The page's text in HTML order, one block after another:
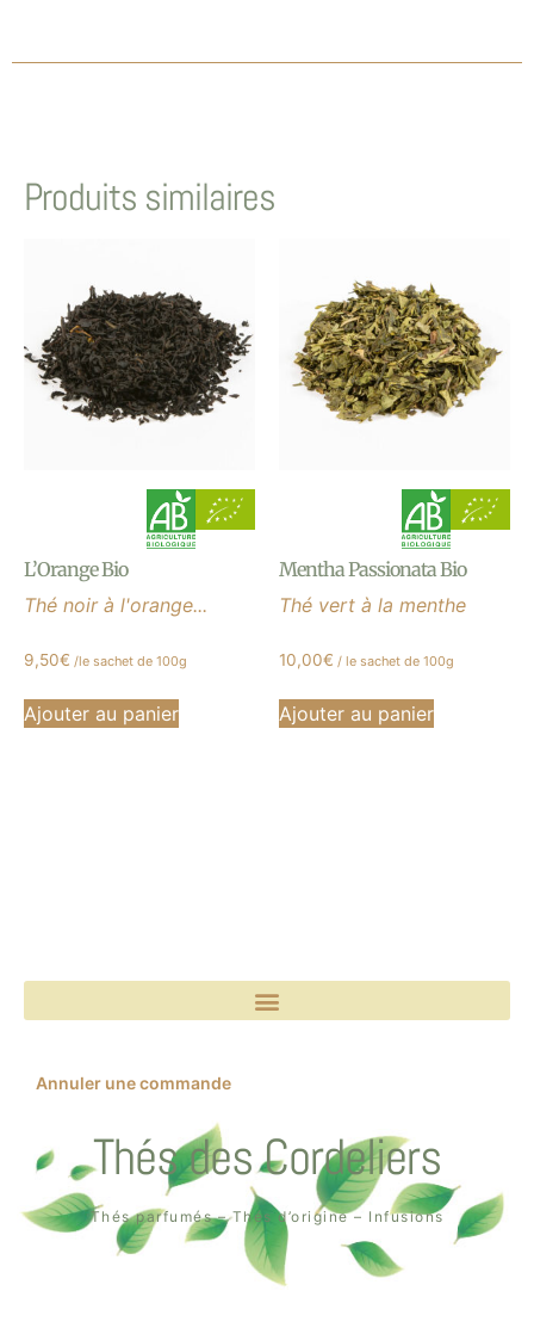
Produits similaires
L’Orange Bio
Thé noir à l'orange...
9,50€ /le sachet de 100g
Ajouter au panier
Mentha Passionata Bio
Thé vert à la menthe
10,00€ / le sachet de 100g
Ajouter au panier
Annuler une commande
Thés des Cordeliers
Thés parfumés – Thés d’origine – Infusions
Boutique un air de thé